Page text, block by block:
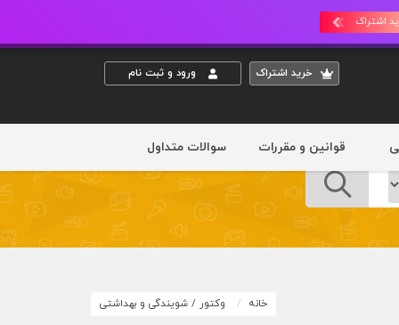
اشتراک
خريد اشتراک ورود و ثبت نام
قوانین و مقررات سوالات متداول
خانه وکتور / شویندگی و بهداشتی